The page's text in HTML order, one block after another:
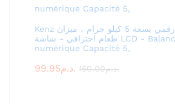
Kenz ميزان مطبخ رقمي بسعة 5 كيلو جرام ، ميزان
طعام احترافي - شاشة LCD - Balance de Cuisine
numérique Capacité 5,
99.95 د.م. 150.00 د.م.